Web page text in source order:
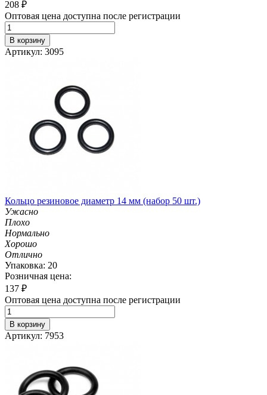
208 ₽
Оптовая цена доступна после регистрации
В корзину
Артикул: 3095
Кольцо резиновое диаметр 14 мм (набор 50 шт.)
Ужасно
Плохо
Нормально
Хорошо
Отлично
Упаковка: 20
Розничная цена:
137 ₽
Оптовая цена доступна после регистрации
В корзину
Артикул: 7953